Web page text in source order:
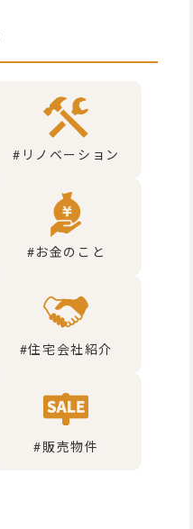
#リノベーション
#お金のこと
#住宅会社紹介
#販売物件